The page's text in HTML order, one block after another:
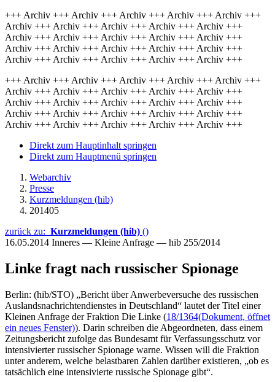
+++ Archiv +++ Archiv +++ Archiv +++ Archiv +++ Archiv +++
Archiv +++ Archiv +++ Archiv +++ Archiv +++ Archiv +++
Archiv +++ Archiv +++ Archiv +++ Archiv +++ Archiv +++
Archiv +++ Archiv +++ Archiv +++ Archiv +++ Archiv +++
Archiv +++ Archiv +++ Archiv +++ Archiv +++ Archiv +++
+++ Archiv +++ Archiv +++ Archiv +++ Archiv +++ Archiv +++
Archiv +++ Archiv +++ Archiv +++ Archiv +++ Archiv +++
Archiv +++ Archiv +++ Archiv +++ Archiv +++ Archiv +++
Archiv +++ Archiv +++ Archiv +++ Archiv +++ Archiv +++
Archiv +++ Archiv +++ Archiv +++ Archiv +++ Archiv +++
Direkt zum Hauptinhalt springen
Direkt zum Hauptmenü springen
Webarchiv
Presse
Kurzmeldungen (hib)
201405
zurück zu: Kurzmeldungen (hib) ()
16.05.2014 Inneres — Kleine Anfrage — hib 255/2014
Linke fragt nach russischer Spionage
Berlin: (hib/STO) „Bericht über Anwerbeversuche des russischen
Auslandsnachrichtendienstes in Deutschland“ lautet der Titel einer
Kleinen Anfrage der Fraktion Die Linke (18/1364(Dokument, öffnet
ein neues Fenster)). Darin schreiben die Abgeordneten, dass einem
Zeitungsbericht zufolge das Bundesamt für Verfassungsschutz vor
intensivierter russischer Spionage warne. Wissen will die Fraktion
unter anderem, welche belastbaren Zahlen darüber existieren, „ob es
tatsächlich eine intensivierte russische Spionage gibt“.